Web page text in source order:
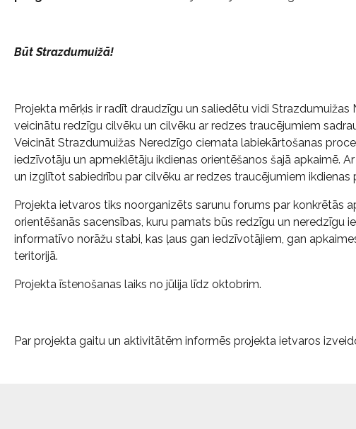
Būt Strazdumuižā!
Projekta mērķis ir radīt draudzīgu un saliedētu vidi
veicinātu redzīgu cilvēku un cilvēku ar redzes traucējumiem
Veicināt Strazdumuižas Neredzīgo ciemata labiekārtošanas
iedzīvotāju un apmeklētāju ikdienas orientēšanos šajā apkaimē.
un izglītot sabiedrību par cilvēku ar redzes traucējumiem ikdienas
Projekta ietvaros tiks noorganizēts sarunu forums par konkrētās
orientēšanās sacensības, kuru pamats būs redzīgu un neredzīgu
informatīvo norāžu stabi, kas ļaus gan iedzīvotājiem, gan
teritorijā.
Projekta īstenošanas laiks no jūlija līdz oktobrim.
Par projekta gaitu un aktivitātēm informēs projekta ietvaros